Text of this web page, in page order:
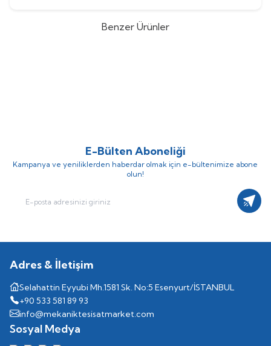
Benzer Ürünler
E-Bülten Aboneliği
Kampanya ve yeniliklerden haberdar olmak için e-bültenimize abone
olun!
Adres & İletişim
Selahattin Eyyubi Mh.1581 Sk. No:5 Esenyurt/İSTANBUL
+90 533 581 89 93
info@mekaniktesisatmarket.com
Sosyal Medya